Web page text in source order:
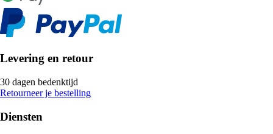
Levering en retour
30 dagen bedenktijd
Retourneer je bestelling
Diensten